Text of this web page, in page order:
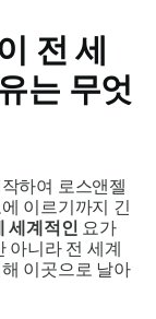
전 세
는 무엇
하여 로스앤젤
이르기까지 긴
세계적인 요가
아니라 전 세계
이곳으로 날아